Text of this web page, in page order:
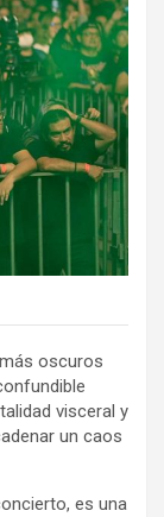
oscuros
visceral y
un caos
es una